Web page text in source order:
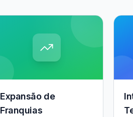
Expansão de
Franquias